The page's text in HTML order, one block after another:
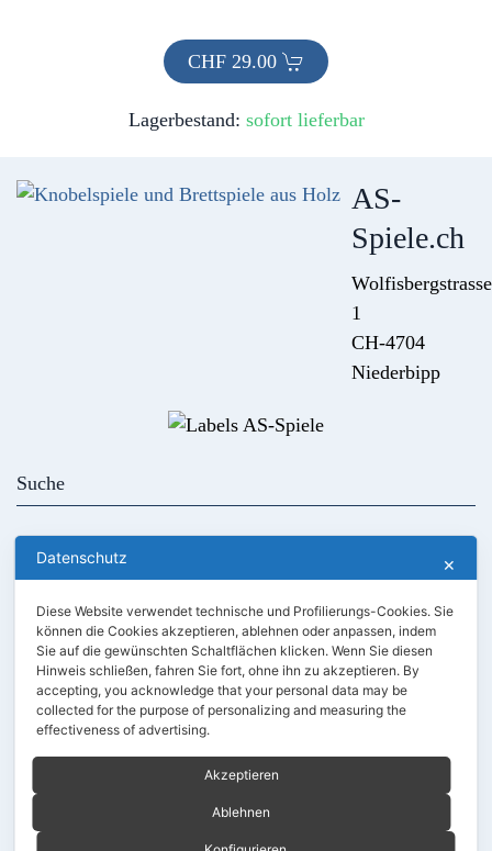
CHF 29.00
Lagerbestand: sofort lieferbar
AS-
Spiele.ch
Wolfisbergstrasse
1
CH-4704
Niederbipp
Kontakt
Unser Holz
Datenschutz ✕
Diese Website verwendet technische und Profilierungs-Cookies. Sie
können die Cookies akzeptieren, ablehnen oder anpassen, indem
Sie auf die gewünschten Schaltflächen klicken. Wenn Sie diesen
Hinweis schließen, fahren Sie fort, ohne ihn zu akzeptieren. By
accepting, you acknowledge that your personal data may be
collected for the purpose of personalizing and measuring the
effectiveness of advertising.
Akzeptieren
Ablehnen